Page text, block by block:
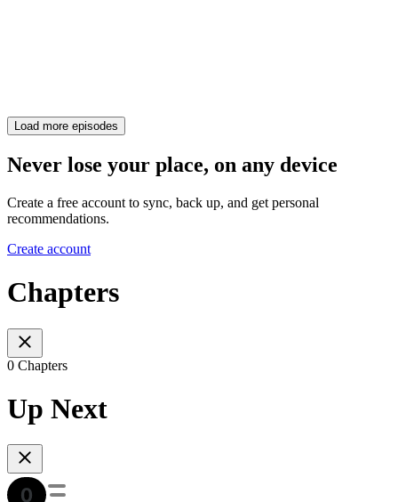
Load more episodes
Never lose your place, on any device
Create a free account to sync, back up, and get personal
recommendations.
Create account
Chapters
0 Chapters
Up Next